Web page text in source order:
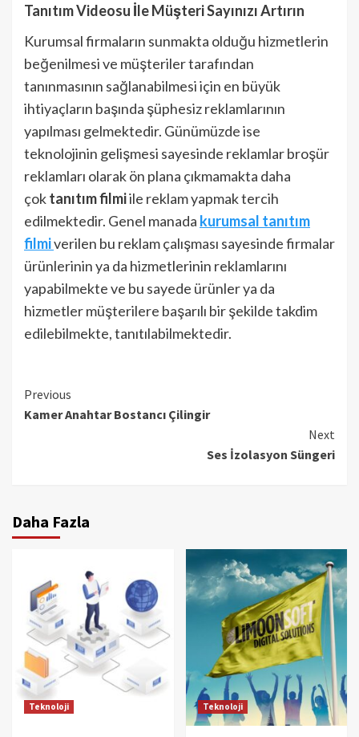
Tanıtım Videosu İle Müşteri Sayınızı Artırın
Kurumsal firmaların sunmakta olduğu hizmetlerin
beğenilmesi ve müşteriler tarafından
tanınmasının sağlanabilmesi için en büyük
ihtiyaçların başında şüphesiz reklamlarının
yapılması gelmektedir. Günümüzde ise
teknolojinin gelişmesi sayesinde reklamlar broşür
reklamları olarak ön plana çıkmamakta daha
çoktanıtım filmiile reklam yapmak tercih
edilmektedir. Genel manada kurumsal tanıtım
filmiverilen bu reklam çalışması sayesinde firmalar
ürünlerinin ya da hizmetlerinin reklamlarını
yapabilmekte ve bu sayede ürünler ya da
hizmetler müşterilere başarılı bir şekilde takdim
edilebilmekte, tanıtılabilmektedir.
Continue
Reading
Previous
Kamer Anahtar Bostancı Çilingir
Next
Ses İzolasyon Süngeri
Daha Fazla
Teknoloji Teknoloji